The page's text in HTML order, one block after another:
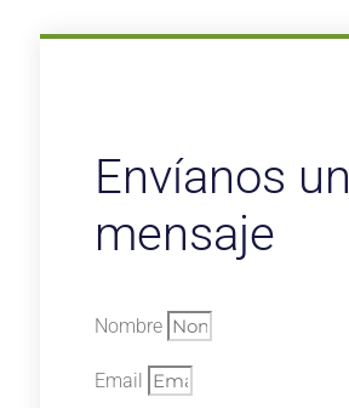
Envíanos un
mensaje
Nombre
Email